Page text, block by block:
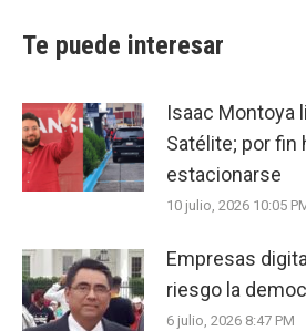
Te puede interesar
Isaac Montoya
Satélite; por fin
estacionarse
10 julio, 2026 10:05
Empresas
riesgo la
6 julio, 2026 8:47 PM